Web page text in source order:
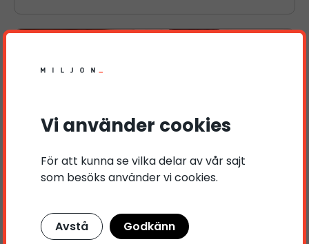
Bästa tipsen för Linkedin
Läs mer
Vi använder cookies
För att kunna se vilka delar av vår sajt
som besöks använder vi cookies.
Avstå Godkänn